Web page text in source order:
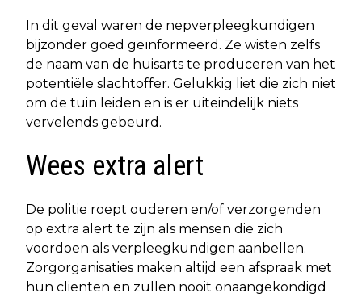
In dit geval waren de nepverpleegkundigen
bijzonder goed geïnformeerd. Ze wisten zelfs
de naam van de huisarts te produceren van het
potentiële slachtoffer. Gelukkig liet die zich niet
om de tuin leiden en is er uiteindelijk niets
vervelends gebeurd.
Wees extra alert
De politie roept ouderen en/of verzorgenden
op extra alert te zijn als mensen die zich
voordoen als verpleegkundigen aanbellen.
Zorgorganisaties maken altijd een afspraak met
hun cliënten en zullen nooit onaangekondigd